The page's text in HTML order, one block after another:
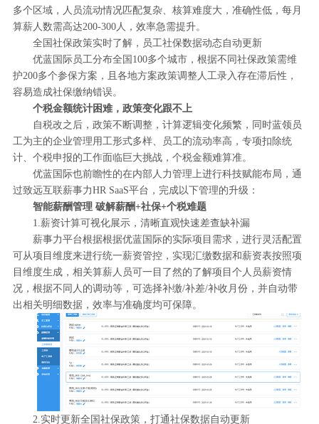
多个区域，人员流动情况匹配复杂、核算难度大，准确性低，每月
算薪人数需高达200-300人，效率急需提升。
全国社保政策实时了解，员工社保数据动态自动更新
优蓝国际员工分布全国100多个城市，根据不同社保政策需维
护200多个参保方案，且各地方案政策调整人工录入存在滞后性，
容易造成社保缴纳错误。
个税金额统计困难，政策变化跟不上
自税改之后，政策不断调整，计算逻辑变化频繁，同时蓝领员
工为主的企业管理用工形式多样、员工的流动率高，专项扣除统
计、个税申报的工作面临巨大挑战，个税金额难算准。
优蓝国际也前瞻性的在内部人力管理上进行科技赋能布局，通
过致远互联薪事力HR SaaS平台，完成以下管理的升级：
智能薪酬管理 破解薪酬+社保+个税难题
1.薪资计算可视化展示，清晰直观快速差查缺补漏
薪事力平台根据根据优蓝国际的实际项目需求，进行灵活配置
可从项目维度来进行统一薪资管控，实现汇缴数据和薪资表按照项
目维度生成，相关算薪人员可一目了然的了解项目个人员薪资情
况，根据不同人的调动等，可选择补缴/补差/补收月份，并自动带
出相关明细数据，效率与准确度均可保障。
2.实时更新全国社保政策，打通社保数据自动更新